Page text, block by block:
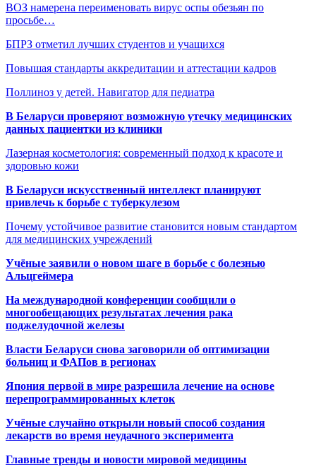
ВОЗ намерена переименовать вирус оспы обезьян по
просьбе…
БПРЗ отметил лучших студентов и учащихся
Повышая стандарты аккредитации и аттестации кадров
Поллиноз у детей. Навигатор для педиатра
В Беларуси проверяют возможную утечку медицинских
данных пациентки из клиники
Лазерная косметология: современный подход к красоте и
здоровью кожи
В Беларуси искусственный интеллект планируют
привлечь к борьбе с туберкулезом
Почему устойчивое развитие становится новым стандартом
для медицинских учреждений
Учёные заявили о новом шаге в борьбе с болезнью
Альцгеймера
На международной конференции сообщили о
многообещающих результатах лечения рака
поджелудочной железы
Власти Беларуси снова заговорили об оптимизации
больниц и ФАПов в регионах
Япония первой в мире разрешила лечение на основе
перепрограммированных клеток
Учёные случайно открыли новый способ создания
лекарств во время неудачного эксперимента
Главные тренды и новости мировой медицины